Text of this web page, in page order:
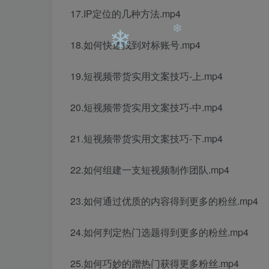
17.IP定位的几种方法.mp4
18.如何快速找到对标账号.mp4
19.短视频带货实用文案技巧-上.mp4
20.短视频带货实用文案技巧-中.mp4
21.短视频带货实用文案技巧-下.mp4
22.如何组建一支短视频制作团队.mp4
23.如何通过优质的内容得到更多的粉丝.mp4
24.如何判定热门选题得到更多的粉丝.mp4
25.如何巧妙的蹭热门获得更多粉丝.mp4
❄
❄